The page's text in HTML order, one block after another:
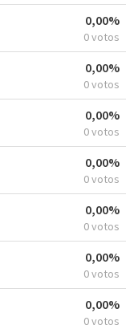
0,00%
0 votos
0,00%
0 votos
0,00%
0 votos
0,00%
0 votos
0,00%
0 votos
0,00%
0 votos
0,00%
0 votos